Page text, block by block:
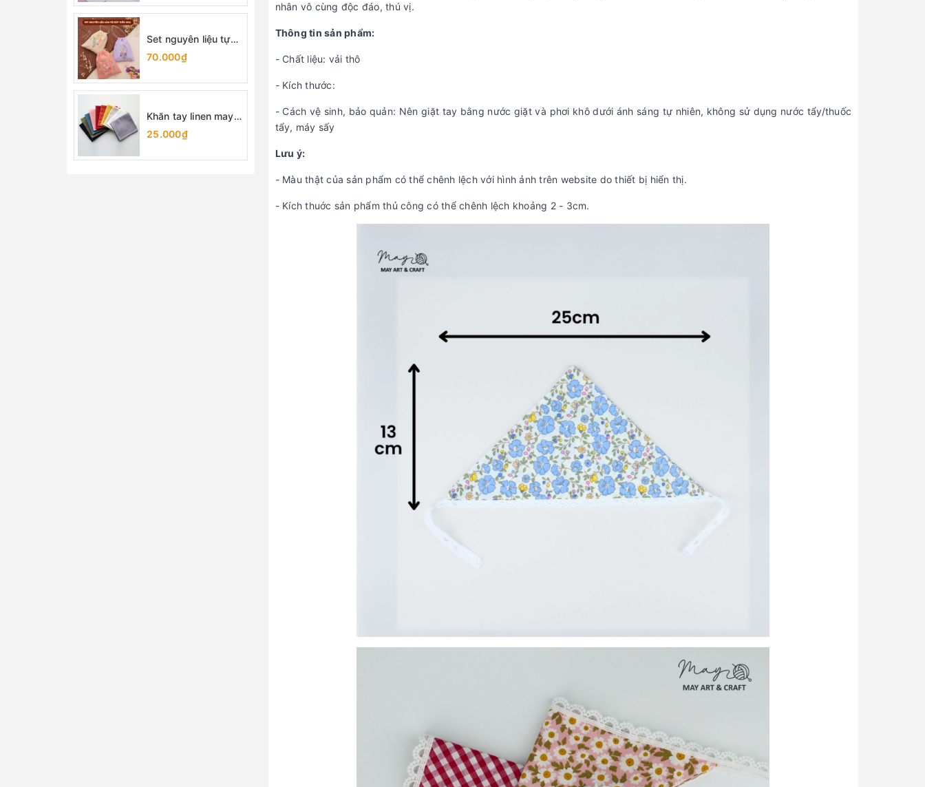
Set nguyên liệu tự
làm túi rút thêu hoa
70.000₫
Khăn tay linen may
sẵn viền 25x25cm
25.000₫
nhân vô cùng độc đáo, thú vị.
Thông tin sản phẩm:
- Chất liệu: vải thô
- Kích thước:
- Cách vệ sinh, bảo quản: Nên giặt tay bằng nước giặt và phơi khô dưới ánh sáng tự nhiên, không sử dụng nước tẩy/thuốc
tẩy, máy sấy
Lưu ý:
- Màu thật của sản phẩm có thể chênh lệch với hình ảnh trên website do thiết bị hiển thị.
- Kích thuớc sản phẩm thủ công có thể chênh lệch khoảng 2 - 3cm.